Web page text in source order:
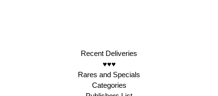
Recent Deliveries
♥♥♥
Rares and Specials
Categories